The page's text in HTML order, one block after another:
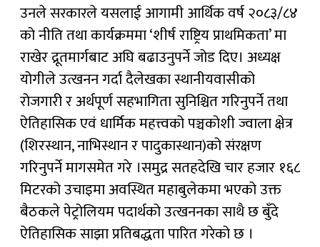
उनले सरकारले यसलाई आगामी आर्थिक वर्ष २०८३/८४
को नीति तथा कार्यक्रममा ‘शीर्ष राष्ट्रिय प्राथमिकता’ मा
राखेर द्रूतमार्गबाट अघि बढाउनुपर्ने जोड दिए। अध्यक्ष
योगीले उत्खनन गर्दा दैलेखका स्थानीयवासीको
रोजगारी र अर्थपूर्ण सहभागिता सुनिश्चित गरिनुपर्ने तथा
ऐतिहासिक एवं धार्मिक महत्त्वको पञ्चकोशी ज्वाला क्षेत्र
(शिरस्थान, नाभिस्थान र पादुकास्थान)को संरक्षण
गरिनुपर्ने मागसमेत गरे ।समुद्र सतहदेखि चार हजार १६८
मिटरको उचाइमा अवस्थित महाबुलेकमा भएको उक्त
बैठकले पेट्रोलियम पदार्थको उत्खननका साथै छ बुँदे
ऐतिहासिक साझा प्रतिबद्धता पारित गरेको छ ।